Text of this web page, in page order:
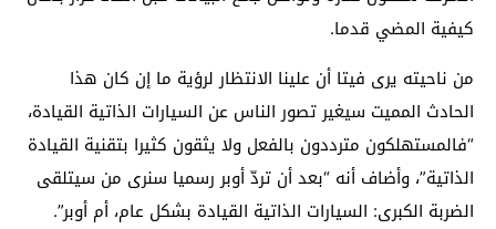
كيفية المضي قدما.
من ناحيته يرى فيتا أن علينا الانتظار لرؤية ما إن كان هذا
الحادث المميت سيغير تصور الناس عن السيارات الذاتية القيادة،
“فالمستهلكون مترددون بالفعل ولا يثقون كثيرا بتقنية القيادة
الذاتية”، وأضاف أنه “بعد أن تردّ أوبر رسميا سنرى من سيتلقى
الضربة الكبرى: السيارات الذاتية القيادة بشكل عام، أم أوبر”.